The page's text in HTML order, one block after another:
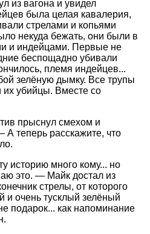
из вагона и увидел
была целая кавалерия,
стрелами и копьями
некуда бежать, они были в
и индейцами. Первые не
беспощадно убивали
племя индейцев...
зелёную дымку. Все трупы
их убийцы. Вместе со
прыснул смехом и
теперь расскажите, что
историю много кому... но
это. — Майк достал из
стрелы, от которого
и очень тусклый зелёный
подарок... как напоминание